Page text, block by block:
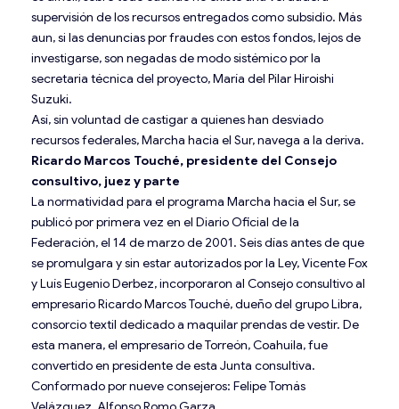
supervisión de los recursos entregados como subsidio. Más
aun, si las denuncias por fraudes con estos fondos, lejos de
investigarse, son negadas de modo sistémico por la
secretaria técnica del proyecto, María del Pilar Hiroishi
Suzuki.
Así, sin voluntad de castigar a quienes han desviado
recursos federales, Marcha hacia el Sur, navega a la deriva.
Ricardo Marcos Touché, presidente del Consejo
consultivo, juez y parte
La normatividad para el programa Marcha hacia el Sur, se
publicó por primera vez en el Diario Oficial de la
Federación, el 14 de marzo de 2001. Seis días antes de que
se promulgara y sin estar autorizados por la Ley, Vicente Fox
y Luís Eugenio Derbez, incorporaron al Consejo consultivo al
empresario Ricardo Marcos Touché, dueño del grupo Libra,
consorcio textil dedicado a maquilar prendas de vestir. De
esta manera, el empresario de Torreón, Coahuila, fue
convertido en presidente de esta Junta consultiva.
Conformado por nueve consejeros: Felipe Tomás